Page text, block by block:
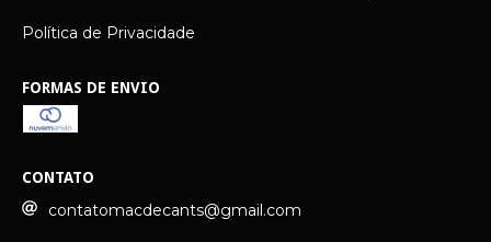
Política de Privacidade
FORMAS DE ENVIO
CONTATO
contatomacdecants@gmail.com